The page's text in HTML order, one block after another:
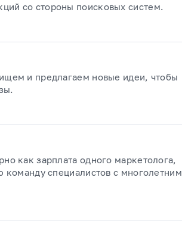
со стороны поисковых систем.
и предлагаем новые идеи, чтобы
как зарплата одного маркетолога,
команду специалистов с многолетним